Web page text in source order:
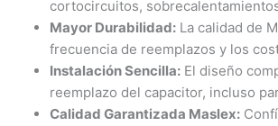
cortocircuitos,
Mayor Durabilidad: La calidad de
frecuencia de reemplazos y los
Instalación Sencilla: El diseño
reemplazo del capacitor, incluso
Calidad Garantizada Maslex: